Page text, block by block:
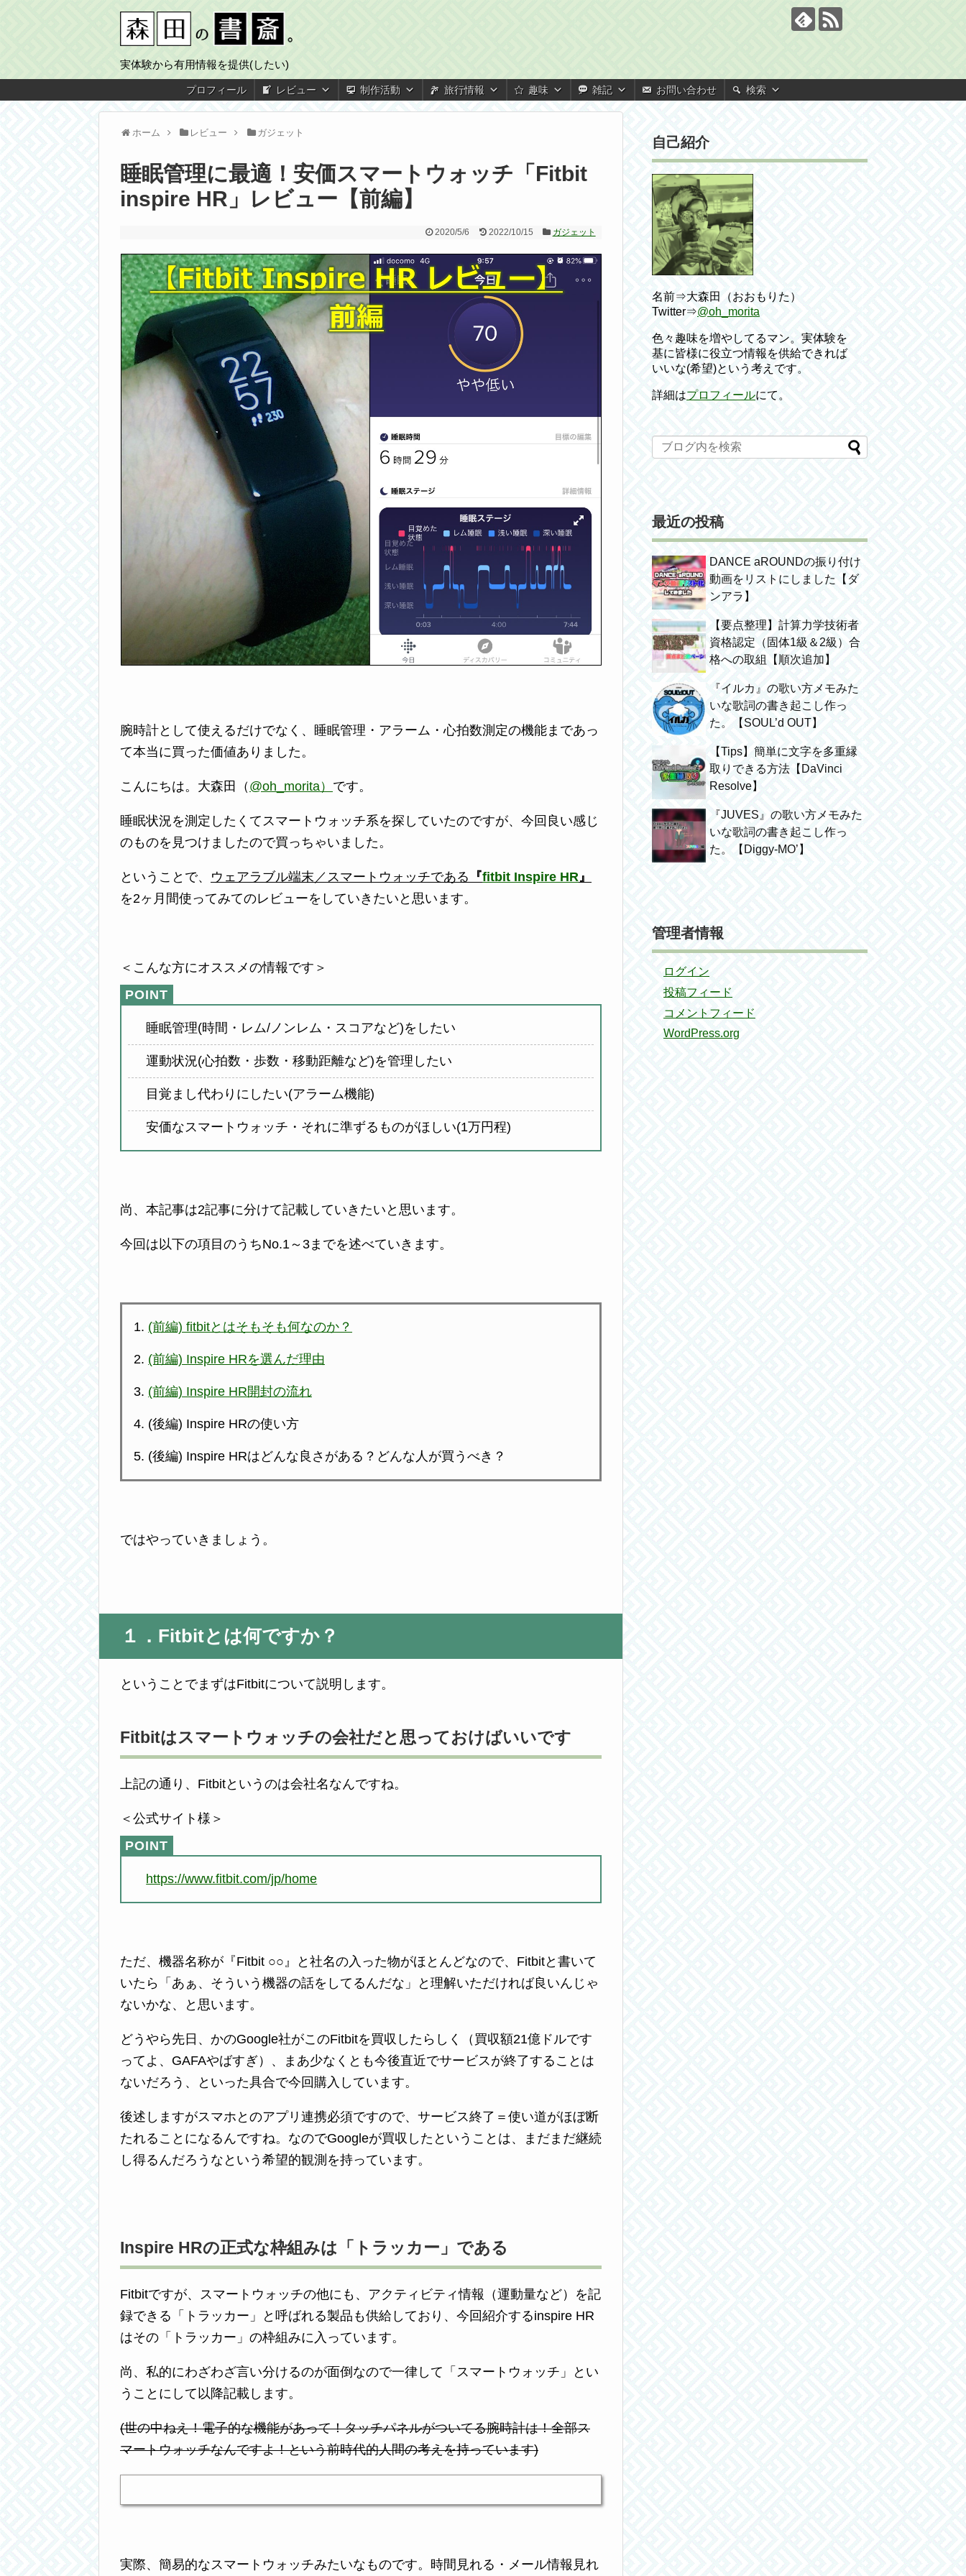
実体験から有用情報を提供(したい)
プロフィール レビュー 制作活動 旅行情報 趣味 雑記 お問い合わせ 検索
ホーム レビュー ガジェット
睡眠管理に最適！安価スマートウォッチ「Fitbit
inspire HR」レビュー【前編】
2020/5/6 2022/10/15 ガジェット
腕時計として使えるだけでなく、睡眠管理・アラーム・心拍数測定の機能まであっ
て本当に買った価値ありました。
こんにちは。大森田（ @oh_morita） です。
睡眠状況を測定したくてスマートウォッチ系を探していたのですが、今回良い感じ
のものを見つけましたので買っちゃいました。
ということで、 ウェアラブル端末／スマートウォッチである 『fitbit Inspire HR』
を2ヶ月間使ってみてのレビューをしていきたいと思います。
＜こんな方にオススメの情報です＞
睡眠管理(時間・レム/ノンレム・スコアなど)をしたい
運動状況(心拍数・歩数・移動距離など)を管理したい
目覚まし代わりにしたい(アラーム機能)
安価なスマートウォッチ・それに準ずるものがほしい(1万円程)
尚、本記事は2記事に分けて記載していきたいと思います。
今回は以下の項目のうちNo.1～3までを述べていきます。
(前編) fitbitとはそもそも何なのか？
(前編) Inspire HRを選んだ理由
(前編) Inspire HR開封の流れ
(後編) Inspire HRの使い方
(後編) Inspire HRはどんな良さがある？どんな人が買うべき？
ではやっていきましょう。
１．Fitbitとは何ですか？
ということでまずはFitbitについて説明します。
Fitbitはスマートウォッチの会社だと思っておけばいいです
上記の通り、Fitbitというのは会社名なんですね。
＜公式サイト様＞
https://www.fitbit.com/jp/home
ただ、機器名称が『Fitbit ○○』と社名の入った物がほとんどなので、Fitbitと書いて
いたら「あぁ、そういう機器の話をしてるんだな」と理解いただければ良いんじゃ
ないかな、と思います。
どうやら先日、かのGoogle社がこのFitbitを買収したらしく（買収額21億ドルです
ってよ、GAFAやばすぎ）、まあ少なくとも今後直近でサービスが終了することは
ないだろう、といった具合で今回購入しています。
後述しますがスマホとのアプリ連携必須ですので、サービス終了＝使い道がほぼ断
たれることになるんですね。なのでGoogleが買収したということは、まだまだ継続
し得るんだろうなという希望的観測を持っています。
Inspire HRの正式な枠組みは「トラッカー」である
Fitbitですが、スマートウォッチの他にも、アクティビティ情報（運動量など）を記
録できる「トラッカー」と呼ばれる製品も供給しており、今回紹介するinspire HR
はその「トラッカー」の枠組みに入っています。
尚、私的にわざわざ言い分けるのが面倒なので一律して「スマートウォッチ」とい
うことにして以降記載します。
(世の中ねえ！電子的な機能があって！タッチパネルがついてる腕時計は！全部ス
マートウォッチなんですよ！という前時代的人間の考えを持っています)
実際、簡易的なスマートウォッチみたいなものです。時間見れる・メール情報見れ
自己紹介
名前⇒大森田（おおもりた）
Twitter⇒@oh_morita
色々趣味を増やしてるマン。実体験を
基に皆様に役立つ情報を供給できれば
いいな(希望)という考えです。
詳細はプロフィールにて。
最近の投稿
DANCE aROUNDの振り付け
動画をリストにしました【ダ
ンアラ】
【要点整理】計算力学技術者
資格認定（固体1級＆2級）合
格への取組【順次追加】
『イルカ』の歌い方メモみた
いな歌詞の書き起こし作っ
た。【SOUL’d OUT】
【Tips】簡単に文字を多重縁
取りできる方法【DaVinci
Resolve】
『JUVES』の歌い方メモみた
いな歌詞の書き起こし作っ
た。【Diggy-MO’】
管理者情報
ログイン
投稿フィード
コメントフィード
WordPress.org